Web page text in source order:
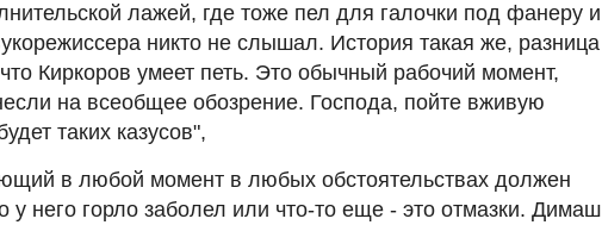
лажей, где тоже пел для галочки под фанеру и
никто не слышал. История такая же, разница
Киркоров умеет петь. Это обычный рабочий момент,
на всеобщее обозрение. Господа, пойте вживую
таких казусов",
в любой момент в любых обстоятельствах должен
у него горло заболел или что-то еще - это отмазки. Димаш